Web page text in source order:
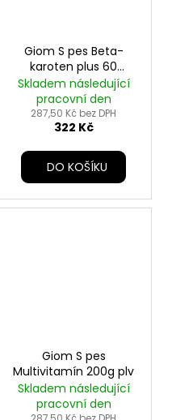
Giom S pes Beta-
karoten plus 60
tbl+25% zdarma
Skladem následující
pracovní den
287,50 Kč bez DPH
322 Kč
DO KOŠÍKU
Giom S pes
Multivitamín 200g plv
Skladem následující
pracovní den